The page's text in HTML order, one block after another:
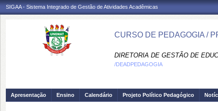
SIGAA - Sistema Integrado de Gestão de Atividades Acadêmicas
CURSO DE PEDAGOGIA /
DIRETORIA DE GESTÃO DE
/DEADPEDAGOGIA
Apresentação Ensino Calendário Projeto Político Pedagógico